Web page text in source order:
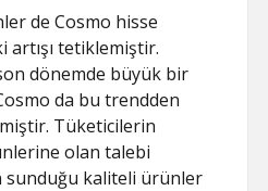
de Cosmo hisse
artışı tetiklemiştir.
dönemde büyük bir
da bu trendden
Tüketicilerin
olan talebi
sunduğu kaliteli ürünler